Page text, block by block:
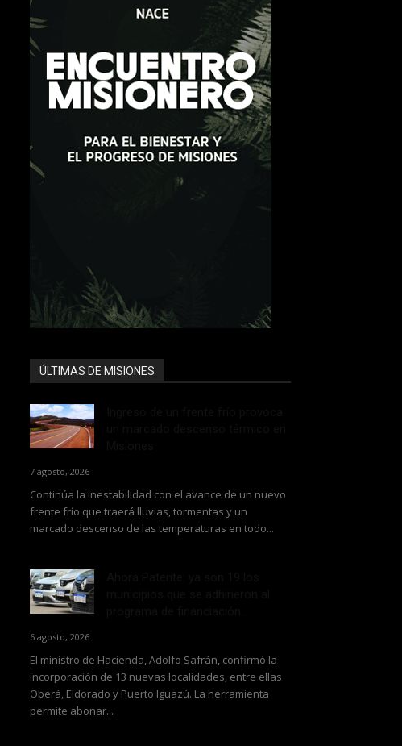
ÚLTIMAS DE MISIONES
7 agosto, 2026
Continúa la inestabilidad con el avance de un nuevo
frente frío que traerá lluvias, tormentas y un
marcado descenso de las temperaturas en todo...
6 agosto, 2026
El ministro de Hacienda, Adolfo Safrán, confirmó la
incorporación de 13 nuevas localidades, entre ellas
Oberá, Eldorado y Puerto Iguazú. La herramienta
permite abonar...